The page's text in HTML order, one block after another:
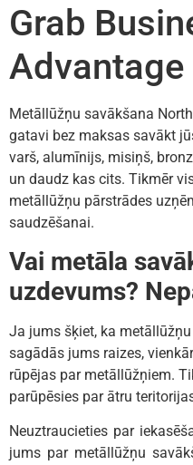
Grab
Advantage
Metāllūžņu savākšana
gatavi bez maksas savākt
varš, alumīnijs, misiņš,
un daudz kas cits. Tikmēr
metāllūžņu pārstrādes
saudzēšanai.
Vai metāla
uzdevums?
Ja jums šķiet, ka
sagādās jums raizes,
rūpējas par metāllūžņiem.
parūpēsies par ātru
Neuztraucieties par
jums par metāllūžņu